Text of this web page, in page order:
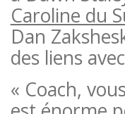
Caroline du
Dan
des liens
« Coach,